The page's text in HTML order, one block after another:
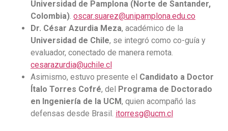
Universidad de Pamplona (Norte de Santander,
Colombia) oscar.suarez@unipamplona.edu.co
Dr. César Azurdia Meza, académico de la
Universidad de Chile, se integró como co-guía y
evaluador, conectado de manera remota.
cesarazurdia@uchile.cl
Asimismo, estuvo presente el Candidato a Doctor
Ítalo Torres Cofré, del Programa de Doctorado
en Ingeniería de la UCM, quien acompañó las
defensas desde Brasil. itorresg@ucm.cl